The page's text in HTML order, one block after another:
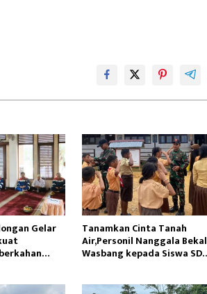
Gelar Tanamkan Cinta Tanah
Air,Personil Nanggala
Wasbang kepada Siswa SD